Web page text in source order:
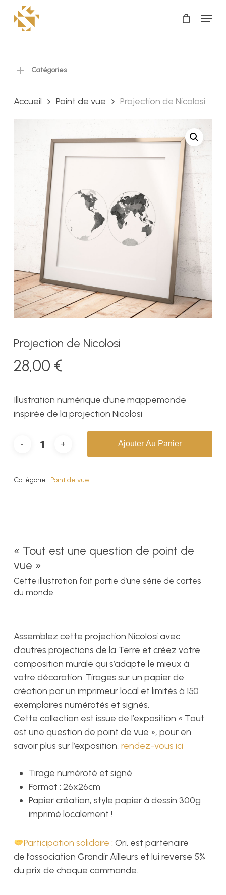
Menu
Catégories
Accueil Point de vue Projection de Nicolosi
Projection de Nicolosi
28,00 €
Illustration numérique d’une mappemonde
inspirée de la projection Nicolosi
Ajouter Au Panier
Catégorie : Point de vue
« Tout est une question de point de
vue »
Cette illustration fait partie d’une série de cartes
du monde.
Assemblez cette projection Nicolosi avec
d’autres projections de la Terre et créez votre
composition murale qui s’adapte le mieux à
votre décoration. Tirages sur un papier de
création par un imprimeur local et limités à 150
exemplaires numérotés et signés.
Cette collection est issue de l’exposition « Tout
est une question de point de vue », pour en
savoir plus sur l’exposition, rendez-vous ici
Tirage numéroté et signé
Format : 26x26cm
Papier création, style papier à dessin 300g
imprimé localement !
Participation solidaire :Ori. est partenaire
de l’association Grandir Ailleurs et lui reverse 5%
du prix de chaque commande.